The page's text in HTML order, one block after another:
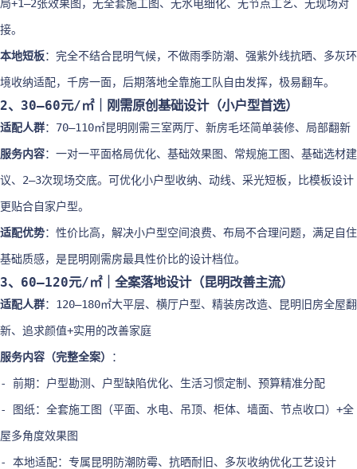
局+1–2张效果图，无全套施工图、无水电细化、无节点工艺、无现场对
接。
本地短板：完全不结合昆明气候，不做雨季防潮、强紫外线抗晒、多灰环
境收纳适配，千房一面，后期落地全靠施工队自由发挥，极易翻车。
2、30–60元/㎡｜刚需原创基础设计（小户型首选）
适配人群：70–110㎡昆明刚需三室两厅、新房毛坯简单装修、局部翻新
服务内容：一对一平面格局优化、基础效果图、常规施工图、基础选材建
议、2–3次现场交底。可优化小户型收纳、动线、采光短板，比模板设计
更贴合自家户型。
适配优势：性价比高，解决小户型空间浪费、布局不合理问题，满足自住
基础质感，是昆明刚需房最具性价比的设计档位。
3、60–120元/㎡｜全案落地设计（昆明改善主流）
适配人群：120–180㎡大平层、横厅户型、精装房改造、昆明旧房全屋翻
新、追求颜值+实用的改善家庭
服务内容（完整全案） ：
- 前期：户型勘测、户型缺陷优化、生活习惯定制、预算精准分配
- 图纸：全套施工图（平面、水电、吊顶、柜体、墙面、节点收口）+全
屋多角度效果图
- 本地适配：专属昆明防潮防霉、抗晒耐旧、多灰收纳优化工艺设计